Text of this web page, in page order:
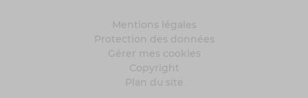
Mentions légales
Protection des données
Gérer mes cookies
Copyright
Plan du site